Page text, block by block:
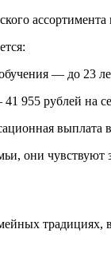
ассортимента
— до 23
955 рублей на
выплата в
они
традициях,